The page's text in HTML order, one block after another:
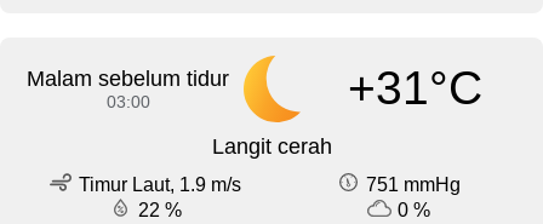
Malam sebelum tidur
03:00 +31°C
Langit cerah
Timur Laut, 1.9 m/s
751 mmHg
22 %
0 %